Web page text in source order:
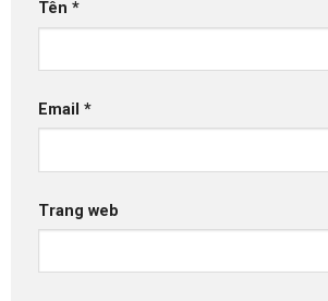
Tên *
Email *
Trang web